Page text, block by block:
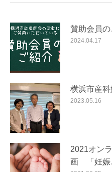
賛助会員の
2024.04.17
横浜市産
2023.05.16
2021オン
画 「妊